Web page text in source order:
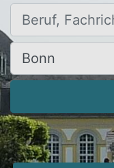
Beruf, Fachrichtung,
Ort, Stadt